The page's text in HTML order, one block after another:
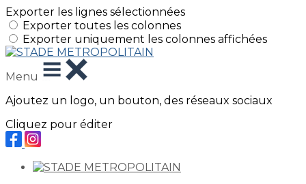
Exporter les lignes sélectionnées
Exporter toutes les colonnes
Exporter uniquement les colonnes affichées
Menu
Ajoutez un logo, un bouton, des réseaux sociaux
Cliquez pour éditer